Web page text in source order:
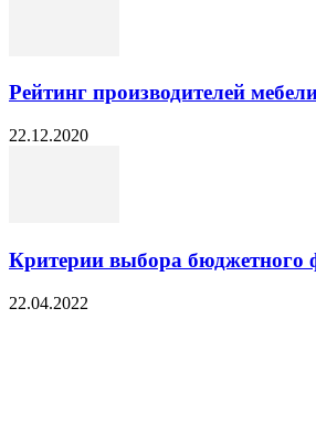
Рейтинг производителей
22.12.2020
Критерии выбора бюджетного
22.04.2022